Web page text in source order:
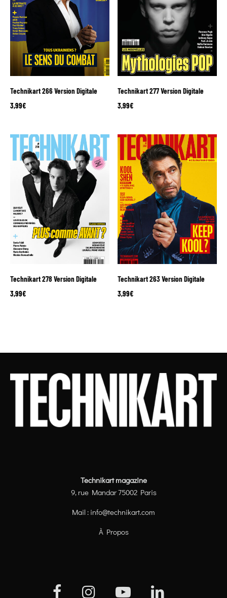
Technikart 266 Version Digitale
3,99€
Technikart 277 Version Digitale
3,99€
Technikart 278 Version Digitale
3,99€
Technikart 263 Version Digitale
3,99€
Technikart magazine
9, rue Mandar 75002 Paris
Mail : info@technikart.com
À Propos